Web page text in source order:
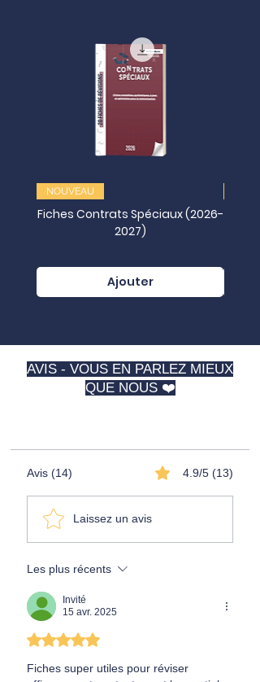
NOUVEAU
Fiches Contrats Spéciaux (2026-
2027)
Ajouter
AVIS - VOUS EN PARLEZ MIEUX
QUE NOUS ❤️
Avis (14) 4.9/5 (13)
Laissez un avis
Les plus récents
Invité
15 avr. 2025
Noté 5 étoiles sur 5.
Fiches super utiles pour réviser